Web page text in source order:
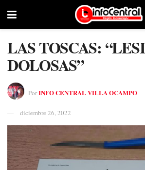
LAS TOSCAS:
DOLOSAS”
PorINFO CENTRAL VILLA OCAMPO
diciembre 26, 2022